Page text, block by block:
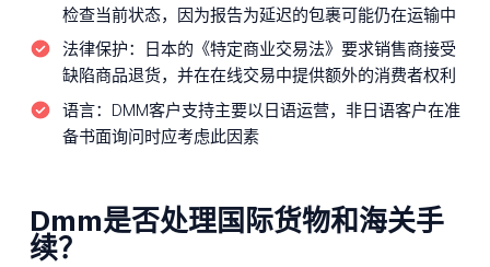
检查当前状态，因为报告为延迟的包裹可能仍在运输中
法律保护：
日本的《特定商业交易法》要求销售商接受
缺陷商品退货，并在在线交易中提供额外的消费者权利
语言： DMM客户支持主要以日语运营，非日语客户在准
备书面询问时应考虑此因素
Dmm是否处理国际货物和海关手
续？